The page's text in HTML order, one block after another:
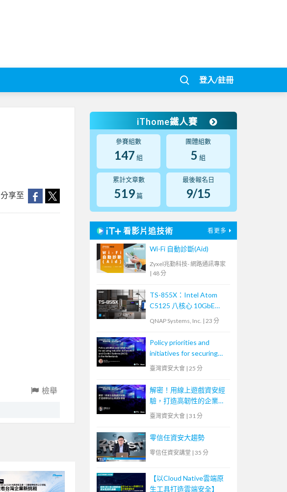
登入/註冊
分享至
檢舉
iThome鐵人賽
參賽組數
147 組
團體組數
5 組
累計文章數
519 篇
最後報名日
9/15
看影片追技術 看更多
Wi-Fi 自動診斷(Aid)
Zyxel兆勤科技- 網路通訊專家
| 48 分
TS-855X：Intel Atom
C5125 八核心 10GbE
NAS，內建雙 M.2 NVMe
構適合中小企業備份及監
QNAP Systems, Inc. | 23 分
Policy priorities and
initiatives for securing
Industrial Automation
(IACS) in the
Netherlands
臺灣資安大會 | 25 分
解密！用線上遊戲資安經
驗，打造高韌性的企業資
安環境
臺灣資安大會 | 31 分
零信任資安大趨勢
零信任資安講堂 | 35 分
【以Cloud Native雲端原
生工具打造雲端安全】